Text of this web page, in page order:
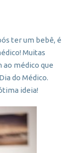
ter um bebê, é
Muitas
médico que
do Médico.
ideia!